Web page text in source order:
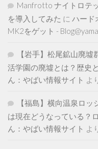
Manfrotto ナイトロテ
を導入してみた に ハード
MK2をゲット -
【岩手】松尾鉱山廃
活学園の廃墟とは？歴史
ん：やばい情報サイト よ
【福島】横向温泉ロ
は現在どうなっている？
ん：やばい情報サイト よ